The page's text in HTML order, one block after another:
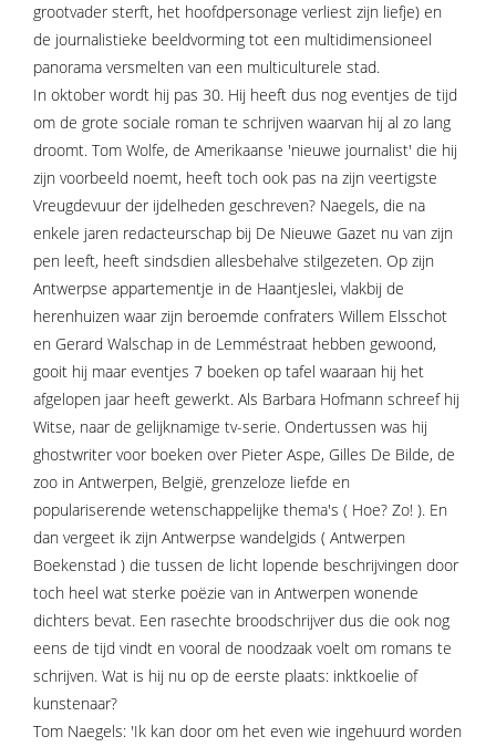
grootvader sterft, het hoofdpersonage verliest zijn liefje) en
de journalistieke beeldvorming tot een multidimensioneel
panorama versmelten van een multiculturele stad.
In oktober wordt hij pas 30. Hij heeft dus nog eventjes de tijd
om de grote sociale roman te schrijven waarvan hij al zo lang
droomt. Tom Wolfe, de Amerikaanse 'nieuwe journalist' die hij
zijn voorbeeld noemt, heeft toch ook pas na zijn veertigste
Vreugdevuur der ijdelheden geschreven? Naegels, die na
enkele jaren redacteurschap bij De Nieuwe Gazet nu van zijn
pen leeft, heeft sindsdien allesbehalve stilgezeten. Op zijn
Antwerpse appartementje in de Haantjeslei, vlakbij de
herenhuizen waar zijn beroemde confraters Willem Elsschot
en Gerard Walschap in de Lemméstraat hebben gewoond,
gooit hij maar eventjes 7 boeken op tafel waaraan hij het
afgelopen jaar heeft gewerkt. Als Barbara Hofmann schreef hij
Witse, naar de gelijknamige tv-serie. Ondertussen was hij
ghostwriter voor boeken over Pieter Aspe, Gilles De Bilde, de
zoo in Antwerpen, België, grenzeloze liefde en
populariserende wetenschappelijke thema's ( Hoe? Zo! ). En
dan vergeet ik zijn Antwerpse wandelgids ( Antwerpen
Boekenstad ) die tussen de licht lopende beschrijvingen door
toch heel wat sterke poëzie van in Antwerpen wonende
dichters bevat. Een rasechte broodschrijver dus die ook nog
eens de tijd vindt en vooral de noodzaak voelt om romans te
schrijven. Wat is hij nu op de eerste plaats: inktkoelie of
kunstenaar?
Tom Naegels: 'Ik kan door om het even wie ingehuurd worden